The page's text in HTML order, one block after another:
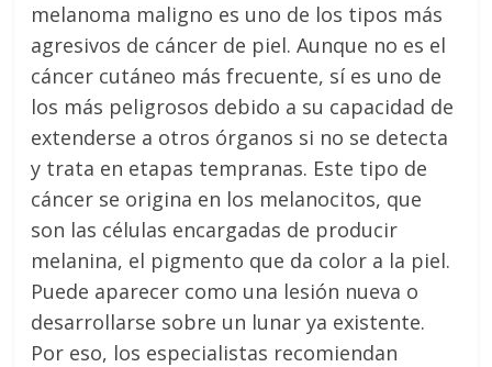
melanoma maligno es uno de los tipos más
agresivos de cáncer de piel. Aunque no es el
cáncer cutáneo más frecuente, sí es uno de
los más peligrosos debido a su capacidad de
extenderse a otros órganos si no se detecta
y trata en etapas tempranas. Este tipo de
cáncer se origina en los melanocitos, que
son las células encargadas de producir
melanina, el pigmento que da color a la piel.
Puede aparecer como una lesión nueva o
desarrollarse sobre un lunar ya existente.
Por eso, los especialistas recomiendan